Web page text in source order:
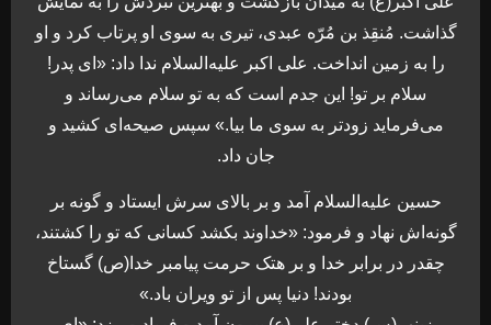
گذاشت. مُنقِذ بن مُرّه عبدی، تیری به سوی او پرتاب کرد و او
را به زمین انداخت. علی اکبر علیه‌السلام ندا داد: «ای پدر!
سلام بر تو! این جدم است که به تو سلام می‌رساند و
می‌فرماید زودتر به سوی ما بیا.» سپس صیحه‌ای کشید و
جان داد.
حسین علیه‌السلام آمد و بر بالای سرش ایستاد و گونه بر
گونه‌اش نهاد و فرمود: «خداوند بکشد کسانی که تو را کشتند،
چقدر در برابر خدا و بر هتک حرمت پیامبر خدا(ص) گستاخ
بودند! دنیا پس از تو ویران باد.»